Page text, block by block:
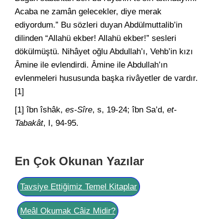
Acaba ne zamân gelecekler, diye merak
ediyordum.” Bu sözleri duyan Abdülmuttalib’in
dilinden “Allahü ekber! Allahü ekber!” sesleri
dökülmüştü. Nihâyet oğlu Abdullah’ı, Vehb’in kızı
Âmine ile evlendirdi. Âmine ile Abdullah’ın
evlenmeleri hususunda başka rivâyetler de vardır.
[1]
[1] îbn îshâk, es-Sîre, s, 19-24; îbn Sa’d, et-
Tabakât, I, 94-95.
En Çok Okunan Yazılar
Tavsiye Ettiğimiz Temel Kitaplar
Meâl Okumak Câiz Midir?